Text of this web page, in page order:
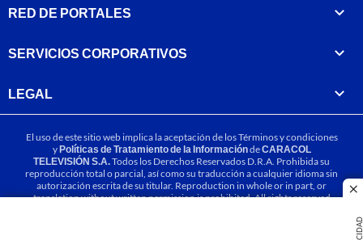
RED DE PORTALES
SERVICIOS CORPORATIVOS
LEGAL
El uso de este sitio web implica la aceptación de losTérminos y condiciones
yPolíticas de Tratamiento de la InformacióndeCARACOL
TELEVISIÓN S.A.Todos los Derechos Reservados D.R.A. Prohibida su
reproducción total o parcial, así como su traducción a cualquier idioma sin
autorización escrita de su titular. Reproduction in whole or in part, or
translation without written permission is prohibited. All rights reserved